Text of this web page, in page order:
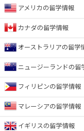
アメリカの留学情報
カナダの留学情報
オーストラリアの留学
ニュージーランドの留
フィリピンの留学情報
マレーシアの留学情報
イギリスの留学情報